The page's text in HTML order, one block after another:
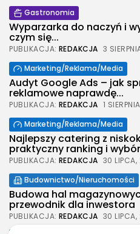
2026 Legolas
Treści umieszczone
prawem
Gastronomia
Wyparzarka do naczyń i
czym się...
PUBLIKACJA: REDAKCJA 3
Marketing/Reklama/Media
Audyt Google Ads – jak
reklamowe naprawdę...
PUBLIKACJA: REDAKCJA 1
Marketing/Reklama/Media
Najlepszy catering z
praktyczny ranking i wybór
PUBLIKACJA: REDAKCJA 30
Budownictwo/Nieruchomości
Budowa hal
przewodnik dla inwestora
PUBLIKACJA: REDAKCJA 30